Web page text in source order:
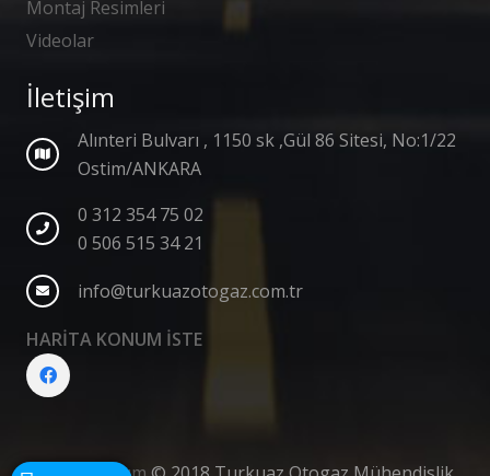
Montaj Resimleri
Videolar
İletişim
Alınteri Bulvarı , 1150 sk ,Gül 86 Sitesi, No:1/22
Ostim/ANKARA
0 312 354 75 02
0 506 515 34 21
info@turkuazotogaz.com.tr
HARİTA KONUM İSTE